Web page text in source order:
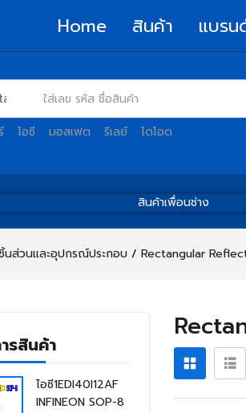
Home สินค้า แบรน
ไอซี มอสเฟต รีเลย์ ไดโอด
สินค้าเพื่อนช่าง
นส่วนและอุปกรณ์ประกอบ Rectangular
รสินค้า
ไอซี1EDI40I12AF
INFINEON SOP-8